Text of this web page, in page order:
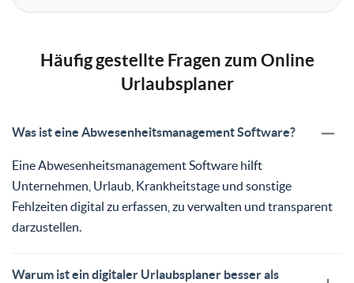
Häufig gestellte Fragen zum Online
Urlaubsplaner
Was ist eine Abwesenheitsmanagement Software?
Eine Abwesenheitsmanagement Software hilft
Unternehmen, Urlaub, Krankheitstage und sonstige
Fehlzeiten digital zu erfassen, zu verwalten und transparent
darzustellen.
Warum ist ein digitaler Urlaubsplaner besser als